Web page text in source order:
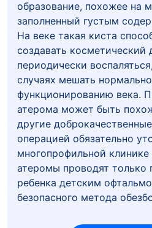
образование, похожее на
заполненный густым
На веке такая киста
создавать косметический
периодически
случаях мешать
функционированию века.
атерома может быть
другие
операцией обязательно
многопрофильной клинике
атеромы проводят только
ребенка детским
безопасного метода